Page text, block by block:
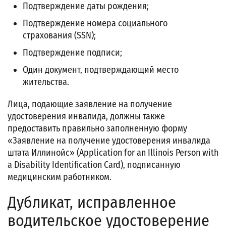
Подтверждение даты рождения;
Подтверждение номера социального
страхования (SSN);
Подтверждение подписи;
Один документ, подтверждающий место
жительства.
Лица, подающие заявление на получение
удостоверения инвалида, должны также
предоставить правильно заполненную форму
«Заявление на получение удостоверения инвалида
штата Иллинойс» (Application for an Illinois Person with
a Disability Identification Card), подписанную
медицинским работником.
Дубликат, исправленное
водительское удостоверение